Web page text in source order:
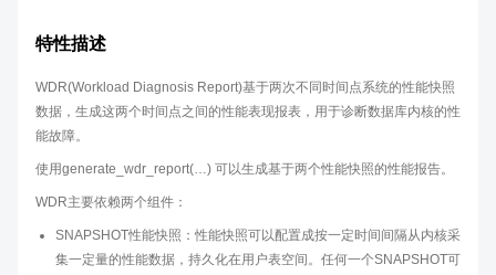
特性描述
WDR(Workload Diagnosis Report)基于两次不同时间点系统的性能快照
数据，生成这两个时间点之间的性能表现报表，用于诊断数据库内核的性
能故障。
使用generate_wdr_report(…) 可以生成基于两个性能快照的性能报告。
WDR主要依赖两个组件：
SNAPSHOT性能快照：性能快照可以配置成按一定时间间隔从内核采
集一定量的性能数据，持久化在用户表空间。任何一个SNAPSHOT可